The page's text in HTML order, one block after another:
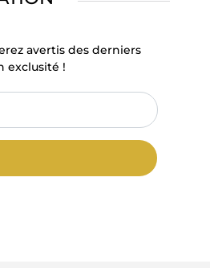
avertis des derniers
exclusité !